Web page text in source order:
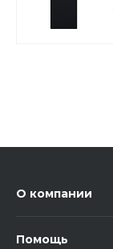
О компании
Помощь